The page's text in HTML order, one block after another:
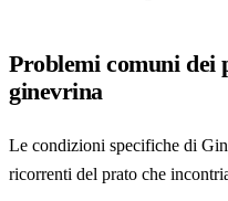
Problemi comuni dei
ginevrina
Le condizioni specifiche di
ricorrenti del prato che